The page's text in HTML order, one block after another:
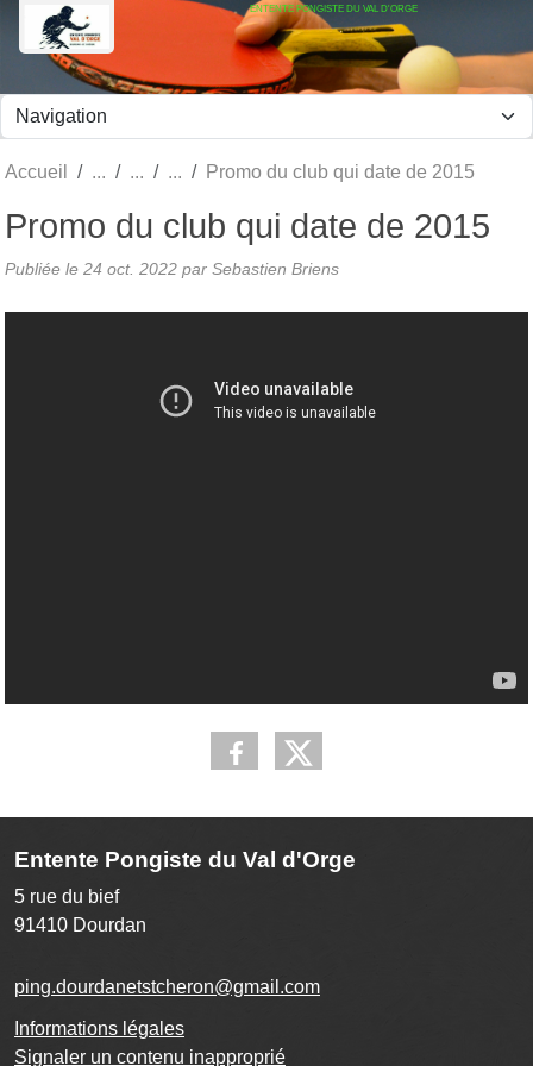
ENTENTE PONGISTE DU VAL D'ORGE
Accueil Promo du club qui date de 2015
Promo du club qui date de 2015
Publiée le 24 oct. 2022 par Sebastien Briens
Entente Pongiste du Val d'Orge
5 rue du bief
91410 Dourdan
ping.dourdanetstcheron@gmail.com
Informations légales
Signaler un contenu inapproprié
Panneau de gestion des cookies